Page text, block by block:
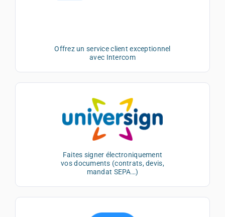
Offrez un service client exceptionnel
avec Intercom
Faites signer électroniquement
vos documents (contrats, devis,
mandat SEPA…)